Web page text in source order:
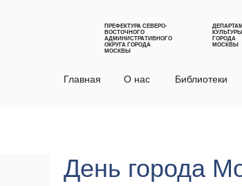
ПРЕФЕКТУРА СЕВЕРО-
ВОСТОЧНОГО
АДМИНИСТРАТИВНОГО
ОКРУГА ГОРОДА
МОСКВЫ
КУЛЬТУРЫ
ГОРОДА
МОСКВЫ
Главная О нас Библиотеки
День города